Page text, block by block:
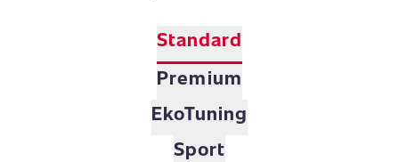
Standard
Premium
EkoTuning
Sport